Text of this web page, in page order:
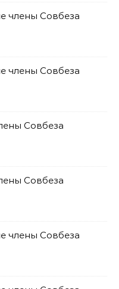
члены Совбеза
члены Совбеза
Совбеза
Совбеза
члены Совбеза